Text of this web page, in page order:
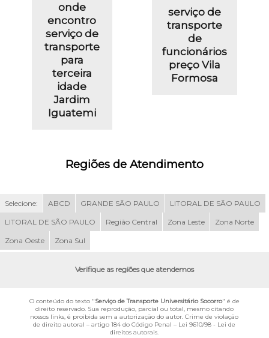
onde
encontro
serviço de
transporte
para
terceira
idade
Jardim
Iguatemi
serviço de
transporte
de
funcionários
preço Vila
Formosa
Regiões de Atendimento
Selecione: ABCD GRANDE SÃO PAULO LITORAL DE SÃO PAULO
LITORAL DE SÃO PAULO Região Central Zona Leste Zona Norte
Zona Oeste Zona Sul
Verifique as regiões que atendemos
O conteúdo do texto "Serviço de Transporte Universitário Socorro" é de
direito reservado. Sua reprodução, parcial ou total, mesmo citando
nossos links, é proibida sem a autorização do autor. Crime de violação
de direito autoral – artigo 184 do Código Penal – Lei 9610/98 - Lei de
direitos autorais.